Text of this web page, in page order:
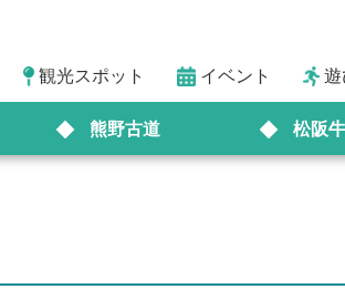
観光スポット イベント 遊
熊野古道 松阪